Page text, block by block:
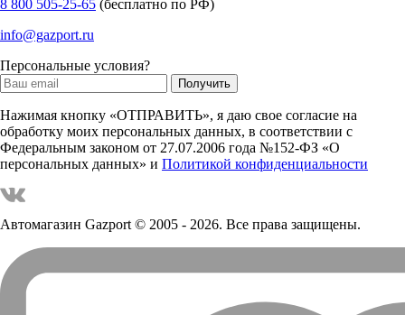
8 800 505-25-65 (бесплатно по РФ)
info@gazport.ru
Персональные условия?
Нажимая кнопку «ОТПРАВИТЬ», я даю свое согласие на
обработку моих персональных данных, в соответствии с
Федеральным законом от 27.07.2006 года №152-ФЗ «О
персональных данных» и Политикой конфиденциальности
Автомагазин Gazport© 2005 - 2026. Все права защищены.